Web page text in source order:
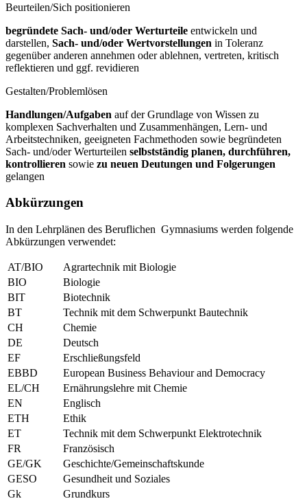
Beurteilen/Sich positionieren
begründete Sach- und/oder Werturteile entwickeln und
darstellen, Sach- und/oder Wertvorstellungen in Toleranz
gegenüber anderen annehmen oder ablehnen, vertreten, kritisch
reflektieren und ggf. revidieren
Gestalten/Problemlösen
Handlungen/Aufgaben auf der Grundlage von Wissen zu
komplexen Sachverhalten und Zusammenhängen, Lern- und
Arbeitstechniken, geeigneten Fachmethoden sowie begründeten
Sach- und/oder Werturteilen selbstständig planen, durchführen,
kontrollieren sowie zu neuen Deutungen und Folgerungen
gelangen
Abkürzungen
In den Lehrplänen des Beruflichen Gymnasiums werden folgende
Abkürzungen verwendet:
AT/BIO
Agrartechnik mit Biologie
BIO
Biologie
BIT
Biotechnik
BT
Technik mit dem Schwerpunkt Bautechnik
CH
Chemie
DE
Deutsch
EF
Erschließungsfeld
EBBD
European Business Behaviour and Democracy
EL/CH
Ernährungslehre mit Chemie
EN
Englisch
ETH
Ethik
ET
Technik mit dem Schwerpunkt Elektrotechnik
FR
Französisch
GE/GK
Geschichte/Gemeinschaftskunde
GESO
Gesundheit und Soziales
Gk
Grundkurs